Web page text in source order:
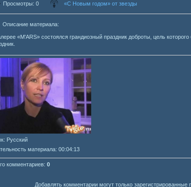
Просмотры: 0 «С Новым годом» от звезды
Описание материала:
«M'ARS» состоялся грандиозный праздник доброты, цель
: Русский
материала: 00:04:13
комментариев: 0
Добавлять комментарии могут только зарегистрированные